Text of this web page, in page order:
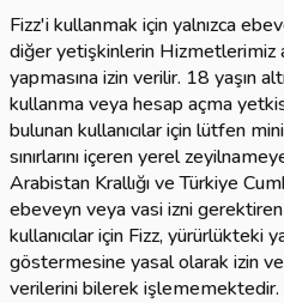
Fizz'i kullanmak için yalnızca
diğer yetişkinlerin Hizmetlerimiz
yapmasına izin verilir. 18 yaşın
kullanma veya hesap açma
bulunan kullanıcılar için lütfen
sınırlarını içeren yerel
Arabistan Krallığı ve Türkiye
ebeveyn veya vasi izni
kullanıcılar için Fizz, yürürlükteki
göstermesine yasal olarak izin
verilerini bilerek işlememektedir.